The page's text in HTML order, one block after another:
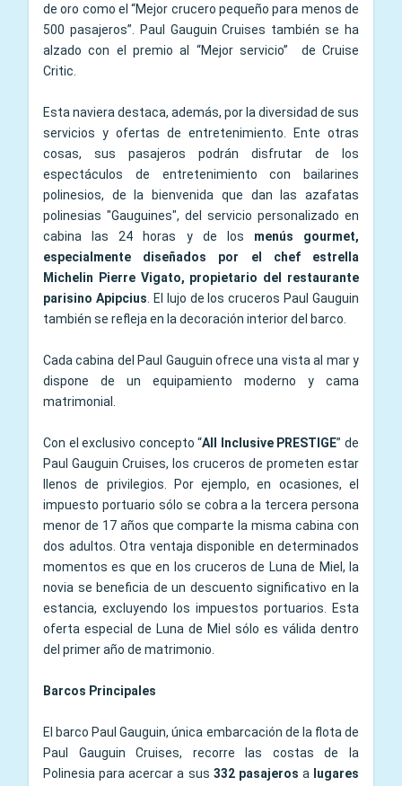
de oro como el “Mejor crucero pequeño para menos de
500 pasajeros”. Paul Gauguin Cruises también se ha
alzado con el premio al “Mejor servicio” de Cruise
Critic.
Esta naviera destaca, además, por la diversidad de sus
servicios y ofertas de entretenimiento. Ente otras
cosas, sus pasajeros podrán disfrutar de los
espectáculos de entretenimiento con bailarines
polinesios, de la bienvenida que dan las azafatas
polinesias "Gauguines", del servicio personalizado en
cabina las 24 horas y de los menús gourmet,
especialmente diseñados por el chef estrella
Michelin Pierre Vigato, propietario del restaurante
parisino Apipcius . El lujo de los cruceros Paul Gauguin
también se refleja en la decoración interior del barco.
Cada cabina del Paul Gauguin ofrece una vista al mar y
dispone de un equipamiento moderno y cama
matrimonial.
Con el exclusivo concepto “All Inclusive PRESTIGE” de
Paul Gauguin Cruises, los cruceros de prometen estar
llenos de privilegios. Por ejemplo, en ocasiones, el
impuesto portuario sólo se cobra a la tercera persona
menor de 17 años que comparte la misma cabina con
dos adultos. Otra ventaja disponible en determinados
momentos es que en los cruceros de Luna de Miel, la
novia se beneficia de un descuento significativo en la
estancia, excluyendo los impuestos portuarios. Esta
oferta especial de Luna de Miel sólo es válida dentro
del primer año de matrimonio.
Barcos Principales
El barco Paul Gauguin, única embarcación de la flota de
Paul Gauguin Cruises, recorre las costas de la
Polinesia para acercar a sus 332 pasajeros a lugares